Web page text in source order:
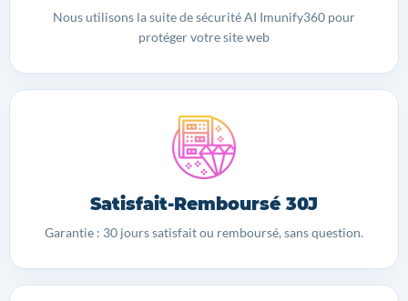
Nous utilisons la suite de sécurité AI Imunify360 pour
protéger votre site web
Satisfait-Remboursé 30J
Garantie : 30 jours satisfait ou remboursé, sans question.